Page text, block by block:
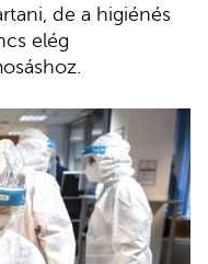
de a higiénés
elég